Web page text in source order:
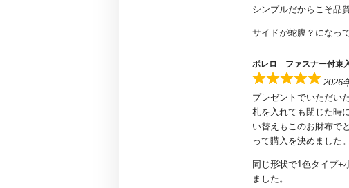
シンプルだからこそ品
サイドが蛇腹？になっ
ボレロ ファスナー付束
2026
プレゼントでいただい
札を入れても閉じた時
い替えもこのお財布で
って購入を決めました。
同じ形状で1色タイプ+
ました。